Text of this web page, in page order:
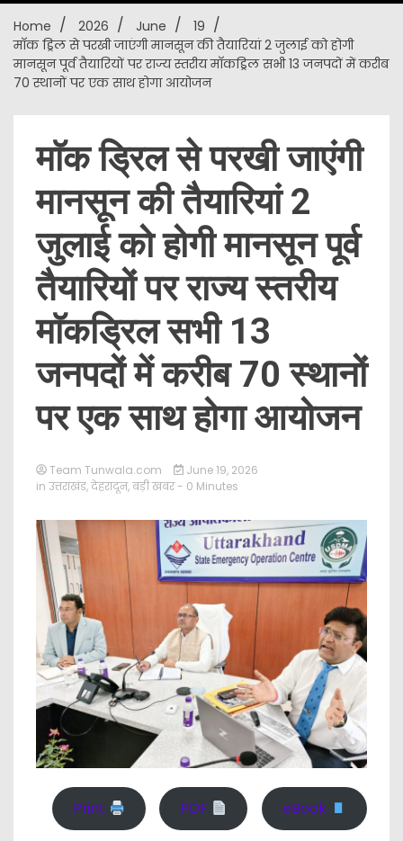
Home 2026 June
19
माॅक ड्रिल से परखी जाएंगी मानसून की तैयारियां 2 जुलाई को होगी
मानसून पूर्व तैयारियों पर राज्य स्तरीय माॅकड्रिल सभी 13 जनपदों में करीब
70 स्थानों पर एक साथ होगा आयोजन
माॅक ड्रिल से परखी जाएंगी
मानसून की तैयारियां 2
जुलाई को होगी मानसून पूर्व
तैयारियों पर राज्य स्तरीय
माॅकड्रिल सभी 13
जनपदों में करीब 70 स्थानों
पर एक साथ होगा आयोजन
Team Tunwala.com
June 19, 2026
in उत्तराखंड,देहरादून,बड़ी खबर - 0 Minutes
Print PDF eBook